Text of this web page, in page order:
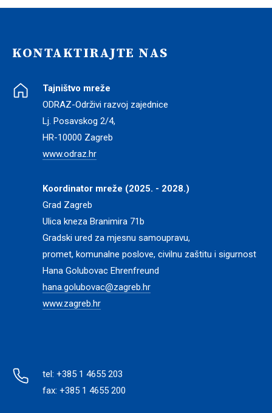
KONTAKTIRAJTE NAS
Tajništvo mreže
ODRAZ-Održivi razvoj zajednice
Lj. Posavskog 2/4,
HR-10000 Zagreb
www.odraz.hr
Koordinator mreže (2025. - 2028.)
Grad Zagreb
Ulica kneza Branimira 71b
Gradski ured za mjesnu samoupravu,
promet, komunalne poslove, civilnu zaštitu i sigurnost
Hana Golubovac Ehrenfreund
hana.golubovac@zagreb.hr
www.zagreb.hr
tel: +385 1 4655 203
fax: +385 1 4655 200